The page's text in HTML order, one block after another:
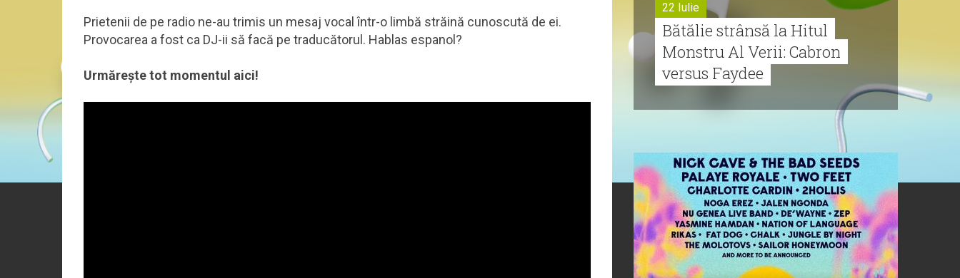
Prietenii de pe radio ne-au trimis un mesaj vocal într-o limbă străină cunoscută de ei.
Provocarea a fost ca DJ-ii să facă pe traducătorul. Hablas espanol?
Urmărește tot momentul aici!
22 Iulie
Bătălie strânsă la Hitul
Monstru Al Verii: Cabron
versus Faydee
Cabron vine cu Hitul
Monstru al Verii
20 Iulie
Episod nou | Muzica Aia x
DJ Christian Thomson